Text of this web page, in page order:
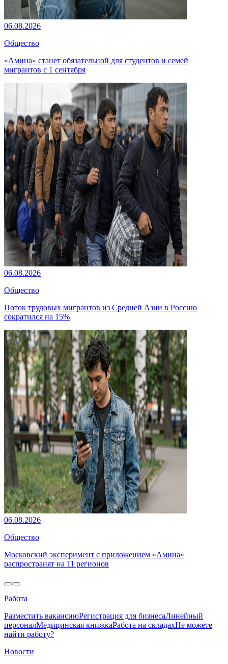
06.08.2026
Общество
«Амина» станет обязательной для студентов и семей
мигрантов с 1 сентября
06.08.2026
Общество
Поток трудовых мигрантов из Средней Азии в Россию
сократился на 15%
06.08.2026
Общество
Московский эксперимент с приложением «Амина»
распространят на 11 регионов
Работа
Разместить вакансиюРегистрация для бизнесаЛинейный
персоналМедицинская книжкаРабота на складахНе можете
найти работу?
Новости